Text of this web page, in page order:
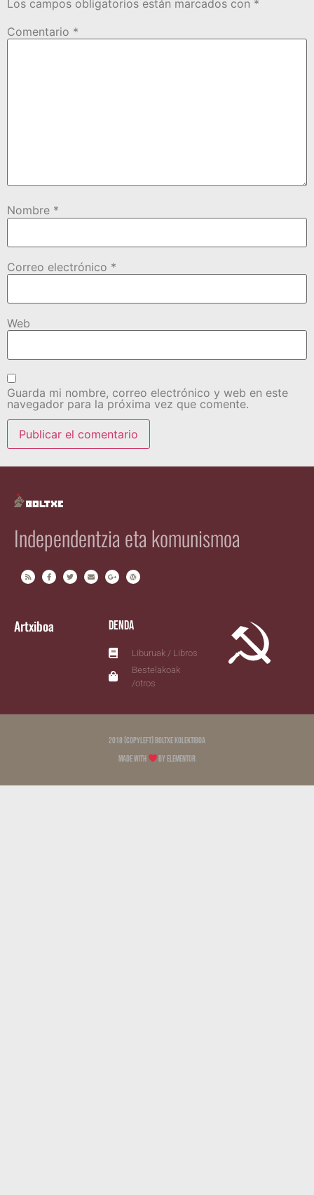
Los campos obligatorios están marcados con *
Comentario *
Nombre *
Correo electrónico *
Web
Guarda mi nombre, correo electrónico y web en este
navegador para la próxima vez que comente.
Independentzia eta komunismoa
Artxiboa Denda
Liburuak / Libros
Bestelakoak
/otros
2018 (copyleft) Boltxe Kolektiboa
Made with
by Elementor